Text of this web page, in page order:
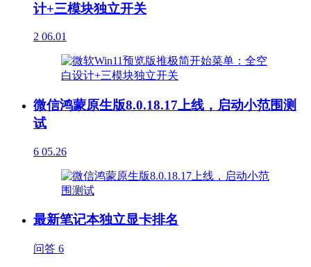
计+三模块独立开关
2 06.01
微信鸿蒙原生版8.0.18.17上线，启动小范围测
试
6 05.26
最新笔记本独立显卡排名
问答 6